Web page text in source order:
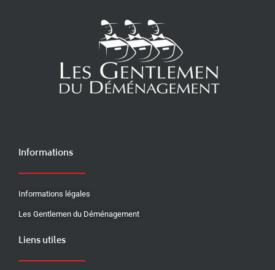
Informations
Informations légales
Les Gentlemen du Déménagement
Liens utiles